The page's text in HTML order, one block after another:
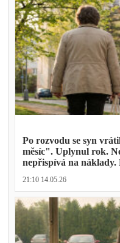
Po rozvodu se syn
měsíc". Uplynul rok.
nepřispívá na náklady.
přece nevyhodíš vlastní
21:10 14.05.26